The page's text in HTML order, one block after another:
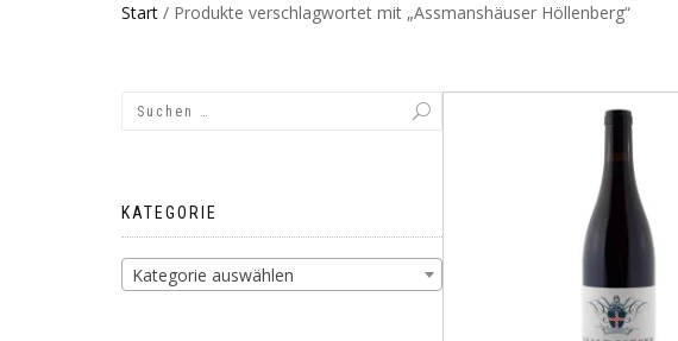
Start / Produkte verschlagwortet mit „Assmanshäuser Höllenberg“
KATEGORIE
Kategorie auswählen